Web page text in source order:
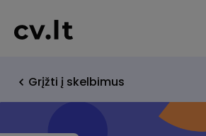
Grįžti į skelbimus